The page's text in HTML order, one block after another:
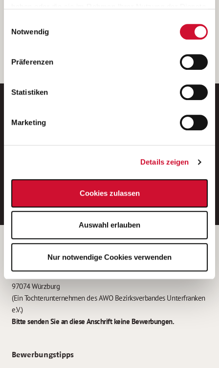
Wenn Sie auf „Cookies zulassen“ klicken, so stimmen
Sie der Speicherung sämtlicher Cookies zu. Sie können
Ihre Einwilligung selbstverständlich jederzeit widerrufen,
indem Sie die Cookie-Einstellungen aufrufen und diese
unserer
Notwendig
Präferenzen
Statistiken
Marketing
Details zeigen
Cookies zulassen
Auswahl erlauben
Nur notwendige Cookies verwenden
Weitere Details können Sie der
entnehmen.
E-Mail-Adresse eintragen
Betreiber der Webseite
Garitz Bewirtschaftungsbetriebe GmbH
Kantstraße 45a
97074 Würzburg
(Ein Tochterunternehmen des AWO Bezirksverbandes Unterfranken
e.V.)
Bitte senden Sie an diese Anschrift keine Bewerbungen.
Bewerbungstipps